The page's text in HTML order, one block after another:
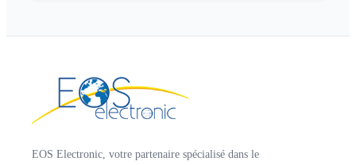
EOS Electronic, votre partenaire spécialisé dans le